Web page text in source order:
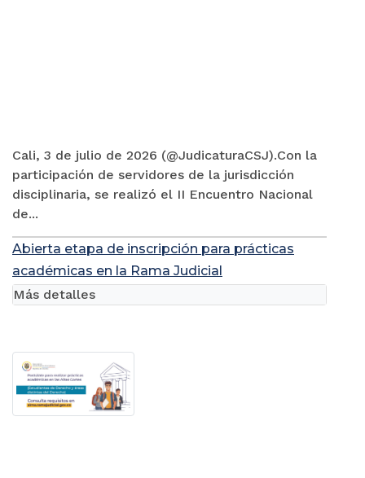
Cali, 3 de julio de 2026 (@JudicaturaCSJ).Con la
participación de servidores de la jurisdicción
disciplinaria, se realizó el II Encuentro Nacional
de...
Abierta etapa de inscripción para prácticas
académicas en la Rama Judicial
Más detalles